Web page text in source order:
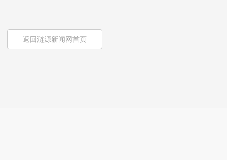
返回涟源新闻网首页